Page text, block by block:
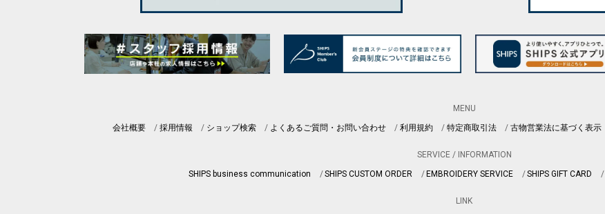
MENU
会社概要
採用情報 ショップ検索 よくあるご質問・お問い合わせ 利用規約 特定商取引法 古物営業法に基づく表示
SERVICE / INFORMATION
SHIPS business communication
SHIPS CUSTOM ORDER EMBROIDERY SERVICE SHIPS GIFT CARD
LINK